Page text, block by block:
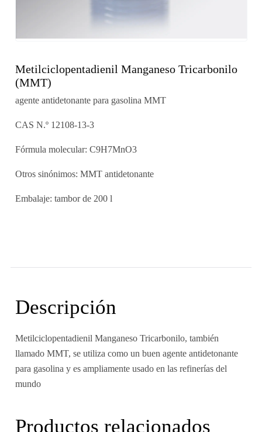
Metilciclopentadienil Manganeso Tricarbonilo
(MMT)
agente antidetonante para gasolina MMT
CAS N.º 12108-13-3
Fórmula molecular: C9H7MnO3
Otros sinónimos: MMT antidetonante
Embalaje: tambor de 200 l
Descripción
Metilciclopentadienil Manganeso Tricarbonilo, también
llamado MMT, se utiliza como un buen agente antidetonante
para gasolina y es ampliamente usado en las refinerías del
mundo
Productos relacionados